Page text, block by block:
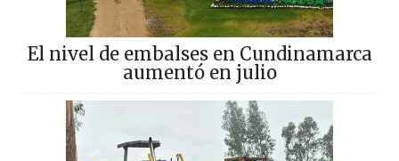
El nivel de embalses en Cundinamarca
aumentó en julio